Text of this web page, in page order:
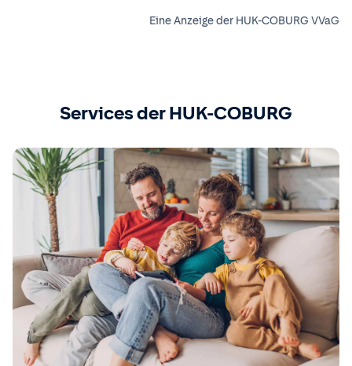
Eine Anzeige der HUK-COBURG VVaG
Services der HUK-COBURG